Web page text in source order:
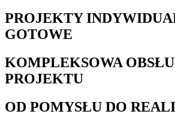
PROJEKTY
GOTOWE
KOMPLEKSOWA
PROJEKTU
OD POMYSŁU DO